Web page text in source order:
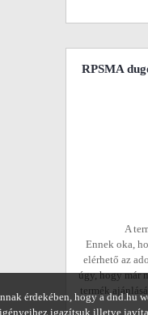
RPSMA
A
Ennek oka,
elérhető az
úgy, hogy már
termék
érdekében, hogy a dnd.hu
igényeihez igazítsuk illetve